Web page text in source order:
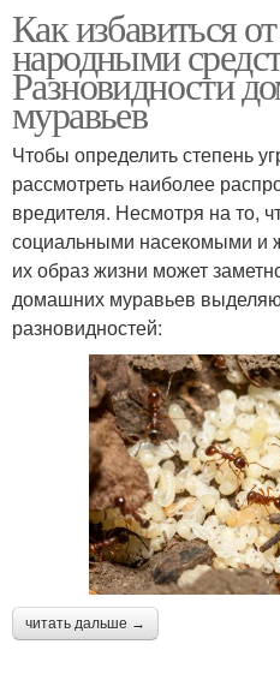
Как избавиться
народными
Разновидности
муравьев
Чтобы определить степень
рассмотреть наиболее
вредителя. Несмотря на то,
социальными насекомыми и
их образ жизни может
домашних муравьев
разновидностей:
читать дальше →